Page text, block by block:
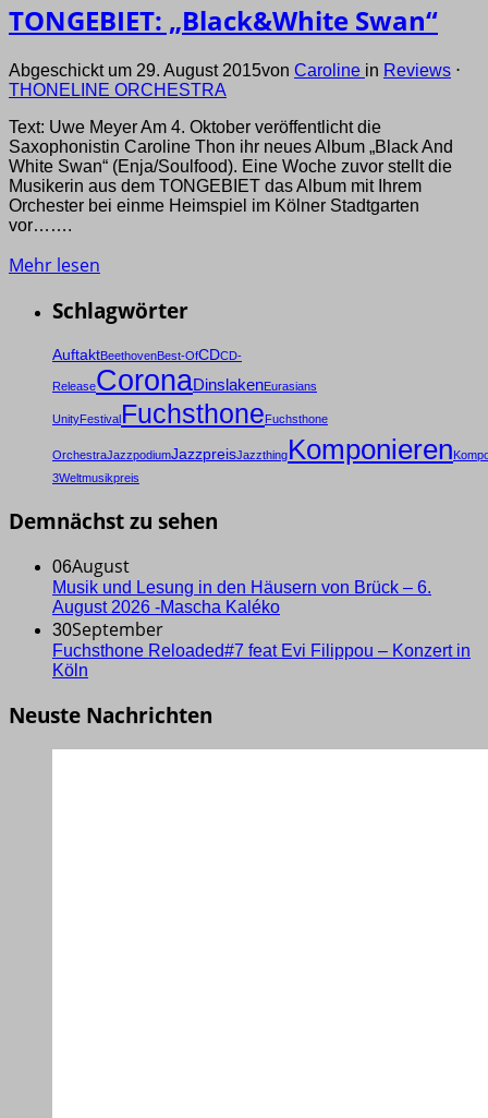
TONGEBIET: „Black&White Swan“
Abgeschickt um 29. August 2015von Caroline in Reviews ⋅
THONELINE ORCHESTRA
Text: Uwe Meyer Am 4. Oktober veröffentlicht die
Saxophonistin Caroline Thon ihr neues Album „Black And
White Swan“ (Enja/Soulfood). Eine Woche zuvor stellt die
Musikerin aus dem TONGEBIET das Album mit Ihrem
Orchester bei einme Heimspiel im Kölner Stadtgarten
vor…….
Mehr lesen
Schlagwörter
AuftaktBeethovenBest-OfCDCD-
ReleaseCoronaDinslakenEurasians
UnityFestivalFuchsthoneFuchsthone
OrchestraJazzpodiumJazzpreisJazzthingKomponieren
3Weltmusikpreis
Demnächst zu sehen
06August
Musik und Lesung in den Häusern von Brück – 6.
August 2026 -Mascha Kaléko
30September
Fuchsthone Reloaded#7 feat Evi Filippou – Konzert in
Köln
Neuste Nachrichten